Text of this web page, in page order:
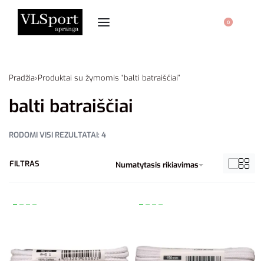
0
Pradžia›Produktai su žymomis “balti batraiščiai”
balti batraiščiai
RODOMI VISI REZULTATAI: 4
Numatytasis rikiavimas
FILTRAS